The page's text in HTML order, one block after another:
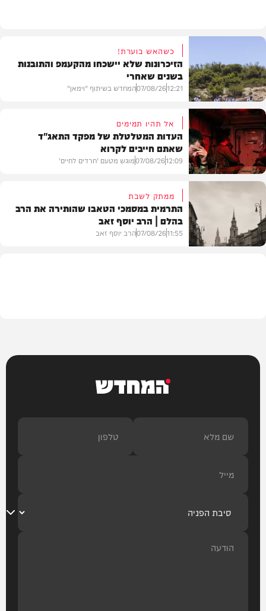
וידאו
כשהאש בוערת!
הזיכרונות שלא יישכחו מהקעמפ והתובנות
בשנים שאחרי
12:21
07/08/26המחדש בשיתוף "וימאן"
דעות
אל תהיו תמימים
העדות המטלטלת של מפקד התאג"ד
שאתם חייבים לקרוא
12:09
07/08/26מוגש מטעם 'חרדים לחיים'
ממתק לשבת
התרמית במסמכי הטאבו שהותירה את הרב
בהלם | הרב יוסף זאב
11:55
07/08/26הרב יוסף זאב
המחדש